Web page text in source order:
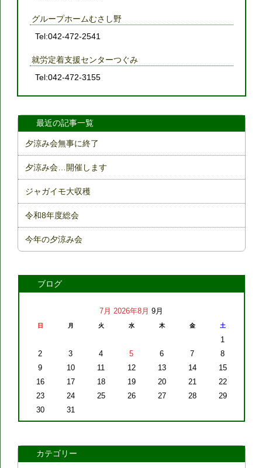
グループホームむさし野
Tel:042-472-2541
就労定着支援センターつぐみ
Tel:042-472-3155
最近の記事一覧
夕涼み会無事に終了
夕涼み会…開催します
ジャガイモ大収穫
令和8年度総会
今年の夕涼み会
ブログ
7月 2026年8月 9月
日 月 火 水 木 金 土
1
2
3 4 5 6 7
8
9
10 11 12 13 14
15
16
17 18 19 20 21
22
23
24 25 26 27 28
29
30
31
カテゴリー